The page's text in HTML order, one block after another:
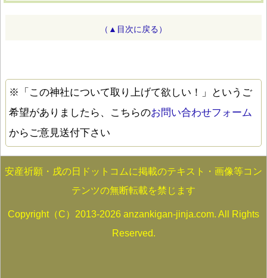
（▲目次に戻る）
※「この神社について取り上げて欲しい！」というご
希望がありましたら、こちらのお問い合わせフォーム
からご意見送付下さい
安産祈願・戌の日ドットコムに掲載のテキスト・画像等コン
テンツの無断転載を禁じます
Copyright（C）2013-2026 anzankigan-jinja.com. All Rights
Reserved.